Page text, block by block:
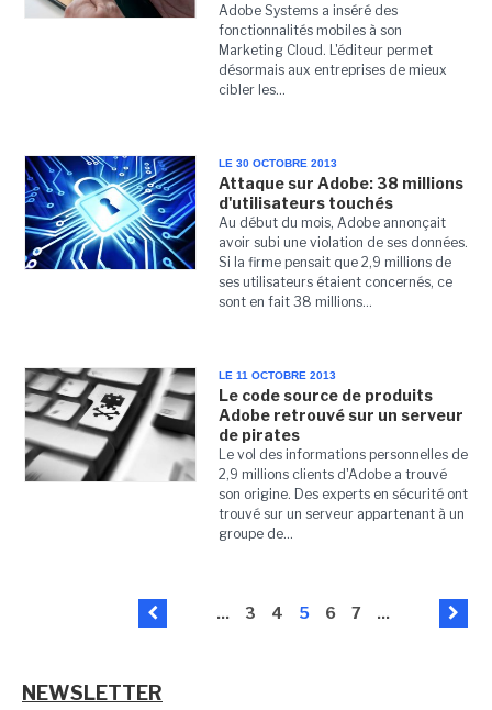
Adobe Systems a inséré des
fonctionnalités mobiles à son
Marketing Cloud. L'éditeur permet
désormais aux entreprises de mieux
cibler les...
LE 30 OCTOBRE 2013
Attaque sur Adobe: 38 millions
d'utilisateurs touchés
Au début du mois, Adobe annonçait
avoir subi une violation de ses données.
Si la firme pensait que 2,9 millions de
ses utilisateurs étaient concernés, ce
sont en fait 38 millions...
LE 11 OCTOBRE 2013
Le code source de produits
Adobe retrouvé sur un serveur
de pirates
Le vol des informations personnelles de
2,9 millions clients d'Adobe a trouvé
son origine. Des experts en sécurité ont
trouvé sur un serveur appartenant à un
groupe de...
... 3 4 5 6 7 ...
NEWSLETTER